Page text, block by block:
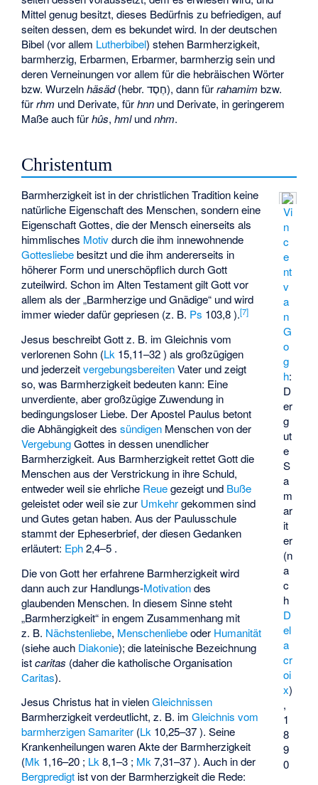
Mittel genug besitzt, dieses Bedürfnis zu befriedigen, auf
seiten dessen, dem es bekundet wird. In der deutschen
Bibel (vor allem Lutherbibel) stehen Barmherzigkeit,
barmherzig, Erbarmen, Erbarmer, barmherzig sein und
deren Verneinungen vor allem für die hebräischen Wörter
bzw. Wurzelnhäsäd (hebr. חֶסֶד), dann fürrahamim bzw.
fürrhm und Derivate, fürhnn und Derivate, in geringerem
Maße auch fürhûs,hmlundnhm.
Christentum
Vi
n
c
e
nt
v
a
n
G
o
g
h:
D
er
g
ut
e
S
a
m
ar
it
er
(n
a
c
h
D
el
a
cr
oi
x)
,
1
8
9
0
Barmherzigkeit ist in der christlichen Tradition keine
natürliche Eigenschaft des Menschen, sondern eine
Eigenschaft Gottes, die der Mensch einerseits als
himmlisches Motivdurch die ihm innewohnende
Gottesliebebesitzt und die ihm andererseits in
höherer Form und unerschöpflich durch Gott
zuteilwird. Schon im Alten Testament gilt Gott vor
allem als der „Barmherzige und Gnädige“ und wird
immer wieder dafür gepriesen (z. B. Ps 103,8 ).[7]
Jesus beschreibt Gott z. B. im Gleichnis vom
verlorenen Sohn (Lk 15,11–32 ) als großzügigen
und jederzeitvergebungsbereitenVater und zeigt
so, was Barmherzigkeit bedeuten kann: Eine
unverdiente, aber großzügige Zuwendung in
bedingungsloser Liebe. Der Apostel Paulus betont
die Abhängigkeit dessündigen Menschen von der
VergebungGottes in dessen unendlicher
Barmherzigkeit. Aus Barmherzigkeit rettet Gott die
Menschen aus der Verstrickung in ihre Schuld,
entweder weil sie ehrliche Reuegezeigt und Buße
geleistet oder weil sie zur Umkehrgekommen sind
und Gutes getan haben. Aus der Paulusschule
stammt der Epheserbrief, der diesen Gedanken
erläutert: Eph2,4–5 .
Die von Gott her erfahrene Barmherzigkeit wird
dann auch zur Handlungs-Motivationdes
glaubenden Menschen. In diesem Sinne steht
„Barmherzigkeit“ in engem Zusammenhang mit
z. B. Nächstenliebe, Menschenliebeoder Humanität
(siehe auch Diakonie); die lateinische Bezeichnung
istcaritas (daher die katholische Organisation
Caritas).
Jesus Christus hat in vielenGleichnissen
Barmherzigkeit verdeutlicht, z. B. imGleichnis vom
barmherzigen Samariter (Lk 10,25–37 ). Seine
Krankenheilungen waren Akte der Barmherzigkeit
(Mk 1,16–20 ; Lk8,1–3 ; Mk7,31–37 ). Auch in der
Bergpredigt ist von der Barmherzigkeit die Rede: